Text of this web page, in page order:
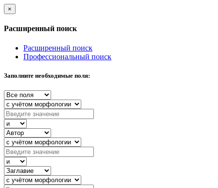
×
Расширенный поиск
Расширенный поиск
Профессиональный поиск
Заполните необходимые поля: